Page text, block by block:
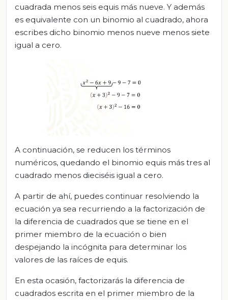
cuadrada menos seis equis más nueve. Y además
es equivalente con un binomio al cuadrado, ahora
escribes dicho binomio menos nueve menos siete
igual a cero.
A continuación, se reducen los términos
numéricos, quedando el binomio equis más tres al
cuadrado menos dieciséis igual a cero.
A partir de ahí, puedes continuar resolviendo la
ecuación ya sea recurriendo a la factorización de
la diferencia de cuadrados que se tiene en el
primer miembro de la ecuación o bien
despejando la incógnita para determinar los
valores de las raíces de equis.
En esta ocasión, factorizarás la diferencia de
cuadrados escrita en el primer miembro de la